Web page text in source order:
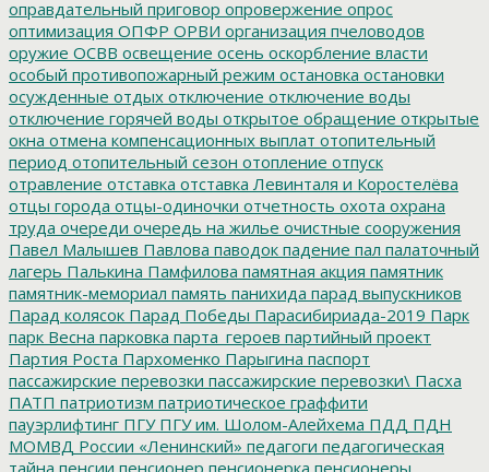
оправдательный приговор опровержение опрос
оптимизация ОПФР ОРВИ организация пчеловодов
оружие ОСВВ освещение осень оскорбление власти
особый противопожарный режим остановка остановки
осужденные отдых отключение отключение воды
отключение горячей воды открытое обращение открытые
окна отмена компенсационных выплат отопительный
период отопительный сезон отопление отпуск
отравление отставка отставка Левинталя и Коростелёва
отцы города отцы-одиночки отчетность охота охрана
труда очереди очередь на жилье очистные сооружения
Павел Малышев Павлова паводок падение пал палаточный
лагерь Палькина Памфилова памятная акция памятник
памятник-мемориал память панихида парад выпускников
Парад колясок Парад Победы Парасибириада-2019 Парк
парк Весна парковка парта_героев партийный проект
Партия Роста Пархоменко Парыгина паспорт
пассажирские перевозки пассажирские перевозки\ Пасха
ПАТП патриотизм патриотическое граффити
пауэрлифтинг ПГУПГУ им. Шолом-Алейхема ПДД ПДН
МОМВД России «Ленинский» педагоги педагогическая
тайна пенсии пенсионер пенсионерка пенсионеры